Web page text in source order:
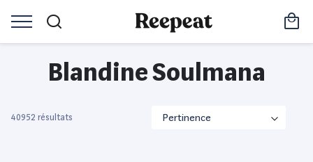
Blandine Soulmana
40952 résultats